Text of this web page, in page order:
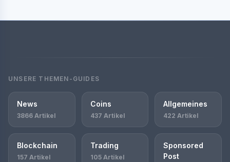
UNSERE THEMEN-GUIDES
News
3866 Artikel
Coins
437 Artikel
Allgemeines
422 Artikel
Blockchain
157 Artikel
Trading
105 Artikel
Sponsored
Post